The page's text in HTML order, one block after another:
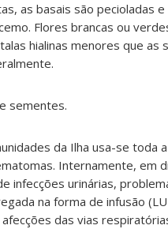
as basais são pecioladas
Flores brancas ou
hialinas menores que
sementes.
da Ilha usa-se toda
Internamente, em
infecções urinárias,
na forma de infusão
das vias